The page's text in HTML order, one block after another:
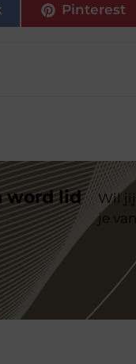
Pinterest
word lid
Wil
je